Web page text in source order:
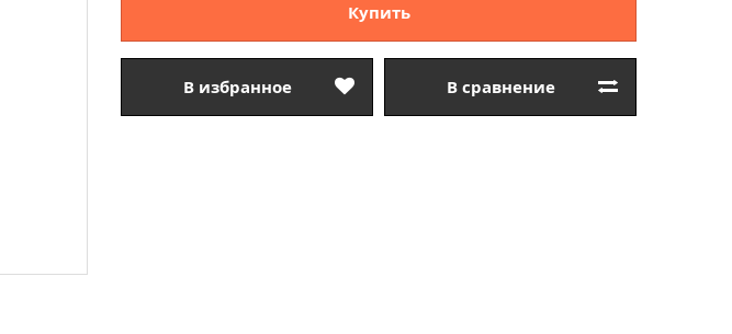
Купить
В избранное В сравнение